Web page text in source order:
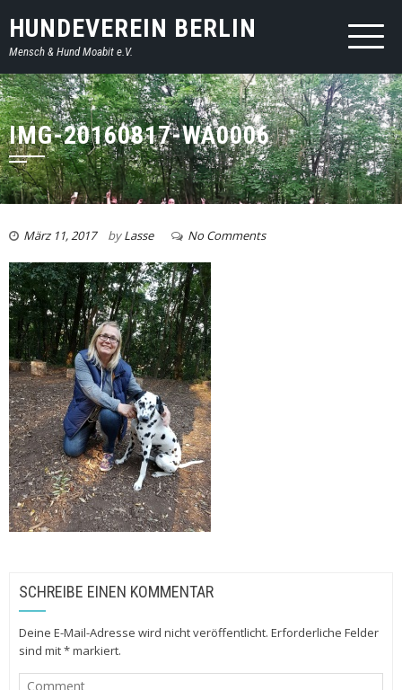
HUNDEVEREIN BERLIN
Mensch & Hund Moabit e.V.
IMG-20160817-WA0006
März 11, 2017 byLasse No Comments
SCHREIBE EINEN KOMMENTAR
Deine E-Mail-Adresse wird nicht veröffentlicht. Erforderliche Felder
sind mit*markiert.